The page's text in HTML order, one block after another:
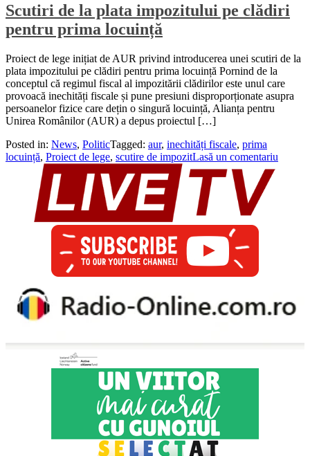
Scutiri de la plata impozitului pe clădiri
pentru prima locuință
Proiect de lege inițiat de AUR privind introducerea unei scutiri de la
plata impozitului pe clădiri pentru prima locuință Pornind de la
conceptul că regimul fiscal al impozitării clădirilor este unul care
provoacă inechități fiscale și pune presiuni disproporționate asupra
persoanelor fizice care dețin o singură locuință, Alianța pentru
Unirea Românilor (AUR) a depus proiectul […]
Posted in: News, PoliticTagged: aur, inechități fiscale, prima
locuință, Proiect de lege, scutire de impozitLasă un comentariu